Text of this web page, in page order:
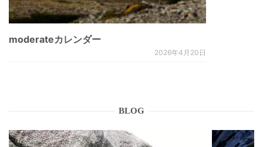
moderateカレンダー
2026年4月20日
BLOG